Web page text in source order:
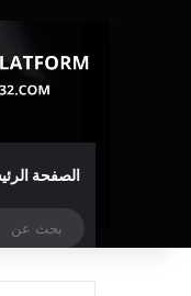
الصفحة